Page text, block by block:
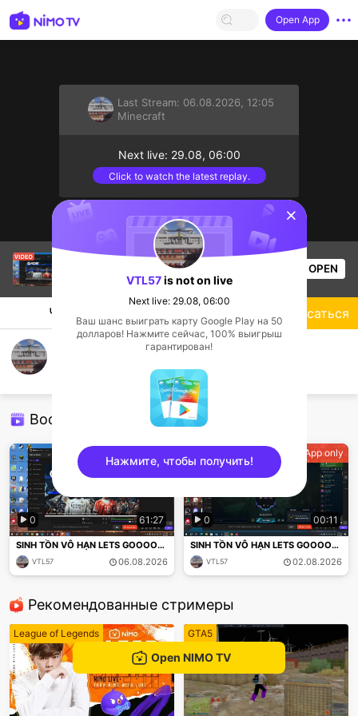
Open App
Last Stream: 06.08.2026, 12:05
Minecraft
Next live: 29.08, 06:00
Click to watch the latest replay.
SINH TỒN VÔ HẠN LETS GOOOOOOOO
Popular Clip
Minecraft Views OPEN
Чат
SINH TỒN VÔ HẠN LETS GOOOOOOOO
Воспроизвести повторно
0 61:27
SINH TỒN VÔ HẠN LETS GOOOOOOOO
VTL57 06.08.2026
App only
0 00:11
SINH TỒN VÔ HẠN LETS GOOOOOOOO
VTL57 02.08.2026
Рекомендованные стримеры
League of Legends GTA5
Подписаться
Open NIMO TV
sentinelStart
VTL57is not on live
Next live: 29.08, 06:00
Ваш шанс выиграть карту Google Play на 50
долларов! Нажмите сейчас, 100% выигрыш
гарантирован!
Нажмите, чтобы получить!
sentinelEnd